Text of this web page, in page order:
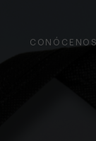
CONÓCENOS